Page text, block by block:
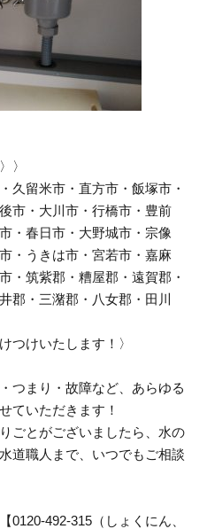
〉
久留米市・直方市・飯塚市・
市・大川市・行橋市・豊前
・春日市・大野城市・宗像
・うきは市・宮若市・嘉麻
・筑紫郡・糟屋郡・遠賀郡・
郡・三潴郡・八女郡・田川
つけいたします！〉
つまり・故障など、あらゆる
ていただきます！
ごとがございましたら、水の
道職人まで、いつでもご相談
0120-492-315（しょくにん、